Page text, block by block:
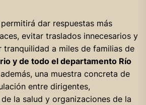
permitirá dar respuestas más
evitar traslados innecesarios y
tranquilidad a miles de familias de
y de todo el departamento Río
además, una muestra concreta de
entre dirigentes,
la salud y organizaciones de la